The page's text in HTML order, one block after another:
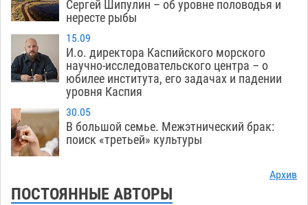
Сергей Шипулин – об уровне половодья и
нересте рыбы
15.09
И.о. директора Каспийского морского
научно-исследовательского центра – о
юбилее института, его задачах и падении
уровня Каспия
30.05
В большой семье. Межэтнический брак:
поиск «третьей» культуры
Архив
ПОСТОЯННЫЕ АВТОРЫ